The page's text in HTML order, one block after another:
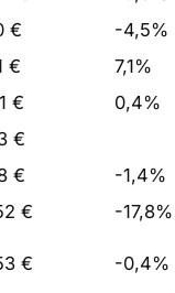
€
-4,5%
€
7,1%
€
0,4%
€
€
-1,4%
€ -17,8%
€ -0,4%